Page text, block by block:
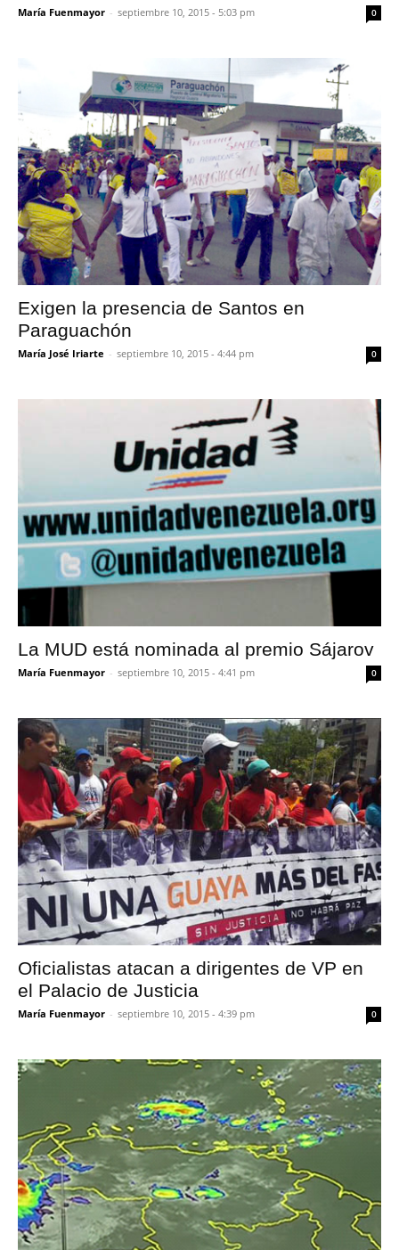
María Fuenmayor - septiembre 10, 2015 - 5:03 pm 0
Exigen la presencia de Santos en
Paraguachón
María José Iriarte - septiembre 10, 2015 - 4:44 pm 0
La MUD está nominada al premio Sájarov
María Fuenmayor - septiembre 10, 2015 - 4:41 pm 0
Oficialistas atacan a dirigentes de VP en
el Palacio de Justicia
María Fuenmayor - septiembre 10, 2015 - 4:39 pm 0